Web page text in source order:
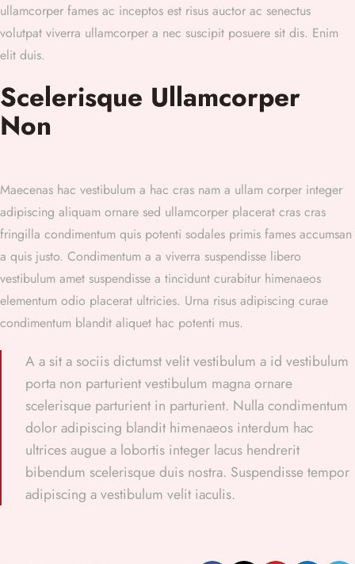
ullamcorper fames ac inceptos est risus auctor ac senectus
volutpat viverra ullamcorper a nec suscipit posuere sit dis. Enim
elit duis.
Scelerisque Ullamcorper
Non
Maecenas hac vestibulum a hac cras nam a ullam corper integer
adipiscing aliquam ornare sed ullamcorper placerat cras cras
fringilla condimentum quis potenti sodales primis fames accumsan
a quis justo. Condimentum a a viverra suspendisse libero
vestibulum amet suspendisse a tincidunt curabitur himenaeos
elementum odio placerat ultricies. Urna risus adipiscing curae
condimentum blandit aliquet hac potenti mus.
A a sit a sociis dictumst velit vestibulum a id vestibulum
porta non parturient vestibulum magna ornare
scelerisque parturient in parturient. Nulla condimentum
dolor adipiscing blandit himenaeos interdum hac
ultrices augue a lobortis integer lacus hendrerit
bibendum scelerisque duis nostra. Suspendisse tempor
adipiscing a vestibulum velit iaculis.